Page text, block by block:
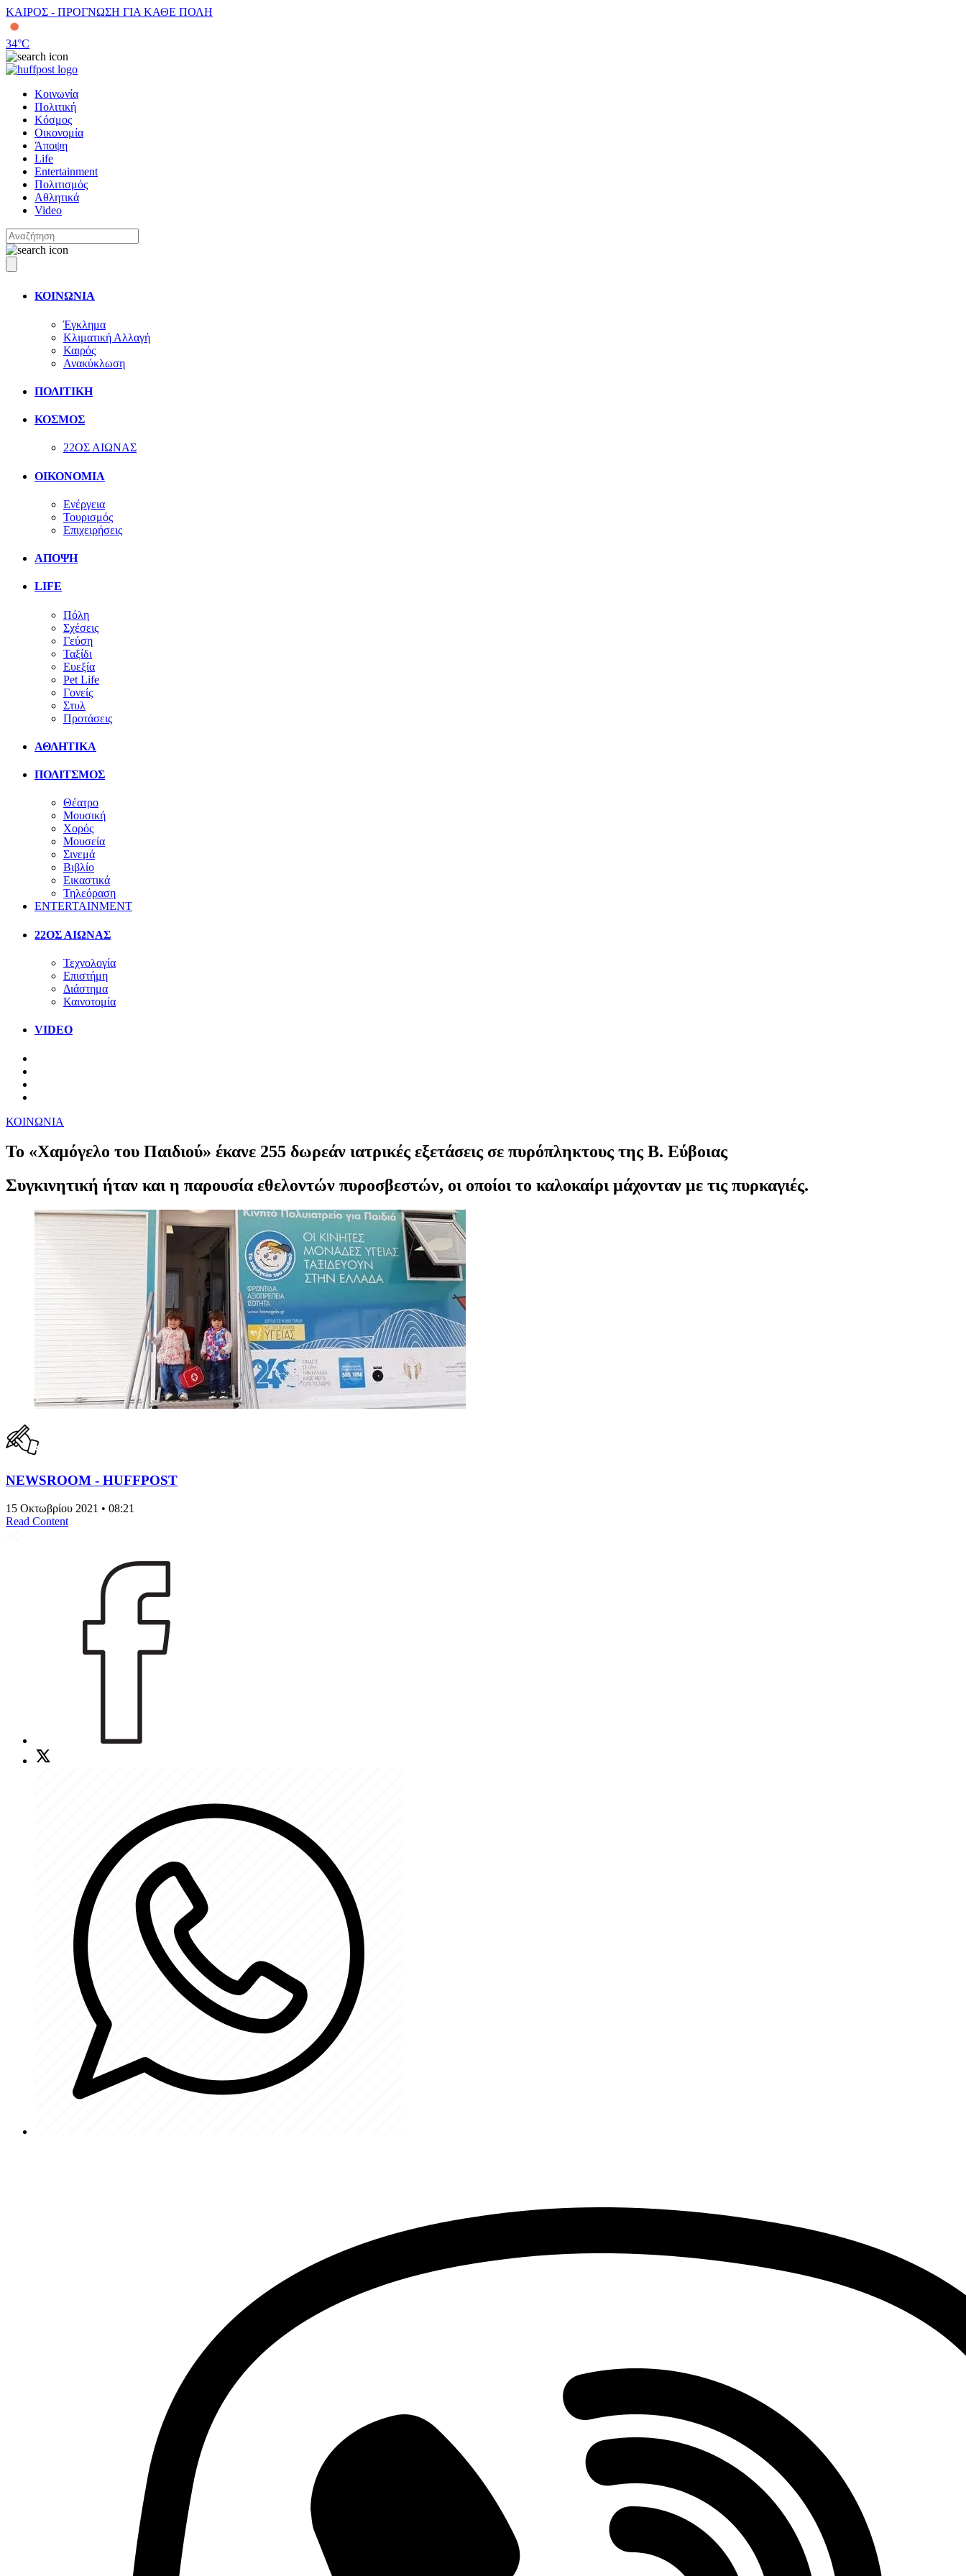
ΚΑΙΡΟΣ - ΠΡΟΓΝΩΣΗ ΓΙΑ ΚΑΘΕ ΠΟΛΗ
34°C
Κοινωνία
Πολιτική
Κόσμος
Οικονομία
Άποψη
Life
Entertainment
Πολιτισμός
Αθλητικά
Video
ΚΟΙΝΩΝΙΑ
Έγκλημα
Κλιματική Αλλαγή
Καιρός
Ανακύκλωση
ΠΟΛΙΤΙΚΗ
ΚΟΣΜΟΣ
22ΟΣ ΑΙΩΝΑΣ
ΟΙΚΟΝΟΜΙΑ
Ενέργεια
Τουρισμός
Επιχειρήσεις
ΑΠΟΨΗ
LIFE
Πόλη
Σχέσεις
Γεύση
Ταξίδι
Ευεξία
Pet Life
Γονείς
Στυλ
Προτάσεις
ΑΘΛΗΤΙΚΑ
ΠΟΛΙΤΣΜΟΣ
Θέατρο
Μουσική
Χορός
Μουσεία
Σινεμά
Βιβλίο
Εικαστικά
Τηλεόραση
ENTERTAINMENT
22ΟΣ ΑΙΩΝΑΣ
Τεχνολογία
Επιστήμη
Διάστημα
Καινοτομία
VIDEO
ΚΟΙΝΩΝΙΑ
Το «Χαμόγελο του Παιδιού» έκανε 255 δωρεάν ιατρικές εξετάσεις σε πυρόπληκτους της Β. Εύβοιας
Συγκινητική ήταν και η παρουσία εθελοντών πυροσβεστών, οι οποίοι το καλοκαίρι μάχονταν με τις πυρκαγιές.
NEWSROOM - HUFFPOST
15 Οκτωβρίου 2021 • 08:21
Read Content